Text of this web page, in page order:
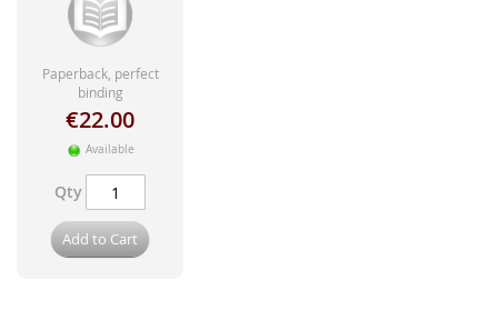
Paperback, perfect
binding
€22.00
Available
Qty
Add to Cart